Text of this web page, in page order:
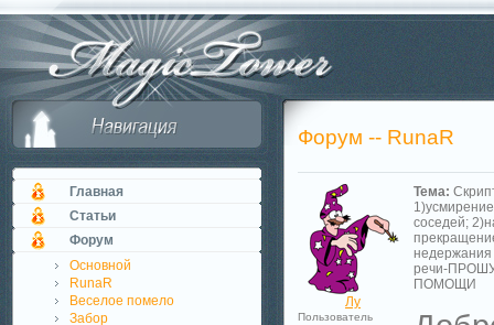
Главная
Статьи
Форум
Основной
RunaR
Веселое помело
Забор
Форум -- RunaR
Лу
Пользователь
Тема:
1)усмирение
соседей;
недержания
речи-
ПОМОЩИ